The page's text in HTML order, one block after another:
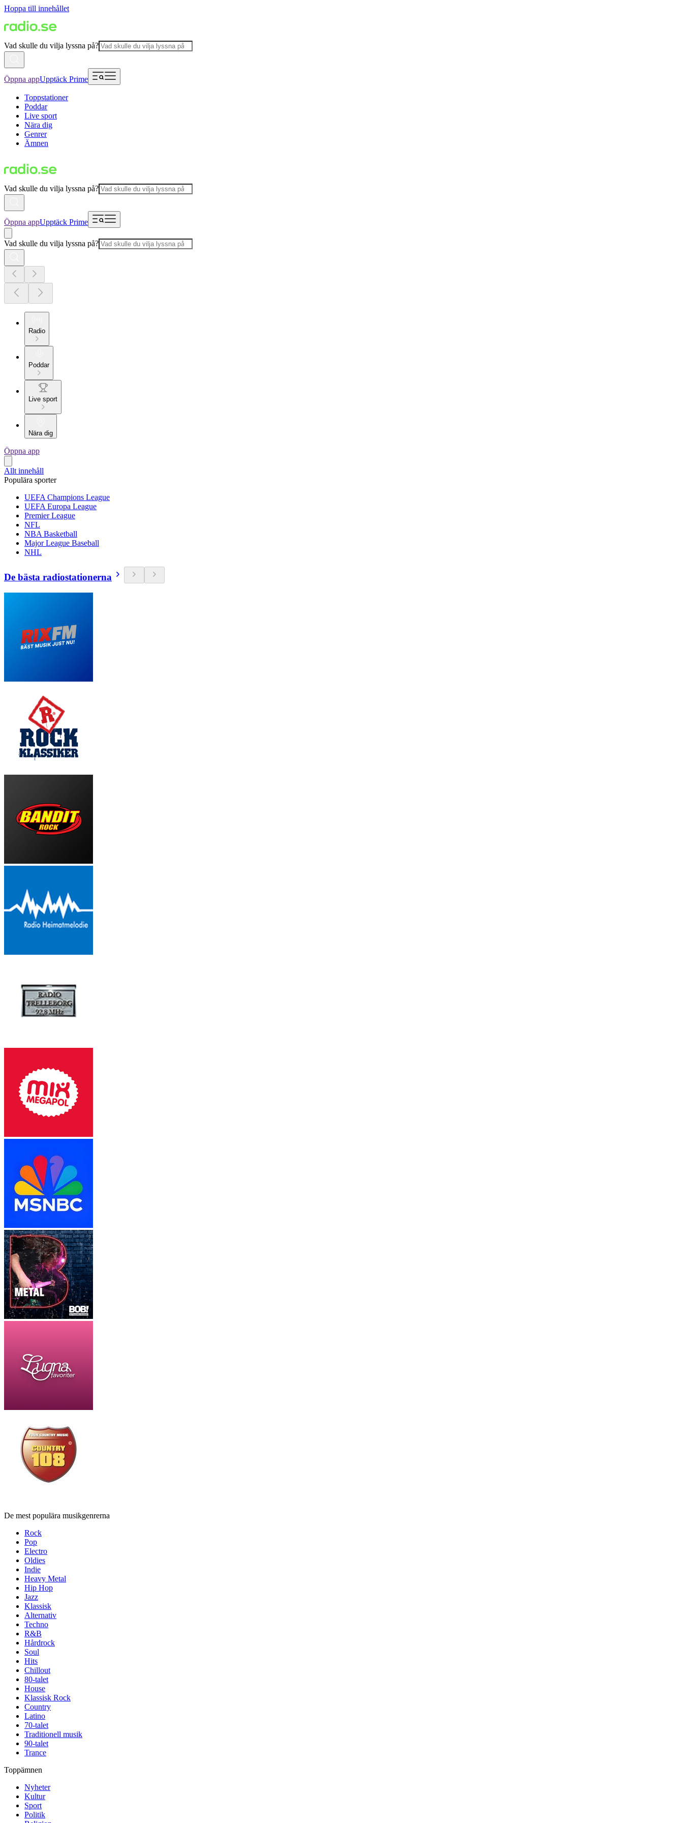
Hoppa till innehållet
Vad skulle du vilja lyssna på?
Öppna appUpptäck Prime
Toppstationer
Poddar
Live sport
Nära dig
Genrer
Ämnen
Vad skulle du vilja lyssna på?
Öppna appUpptäck Prime
Vad skulle du vilja lyssna på?
Radio
Poddar
Live sport
Nära dig
Öppna app
Allt innehåll
Populära sporter
UEFA Champions League
UEFA Europa League
Premier League
NFL
NBA Basketball
Major League Baseball
NHL
De bästa radiostationerna
De mest populära musikgenrerna
Rock
Pop
Electro
Oldies
Indie
Heavy Metal
Hip Hop
Jazz
Klassisk
Alternativ
Techno
R&B
Hårdrock
Soul
Hits
Chillout
80-talet
House
Klassisk Rock
Country
Latino
70-talet
Traditionell musik
90-talet
Trance
Toppämnen
Nyheter
Kultur
Sport
Politik